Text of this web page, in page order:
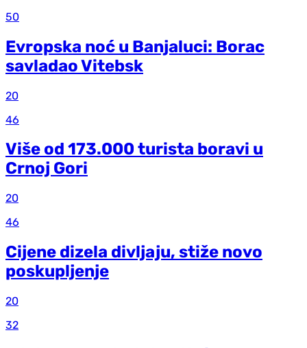
50
Evropska noć u Banjaluci: Borac
savladao Vitebsk
20
46
Više od 173.000 turista boravi u
Crnoj Gori
20
46
Cijene dizela divljaju, stiže novo
poskupljenje
20
32